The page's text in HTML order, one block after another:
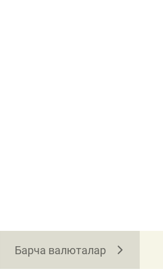
Барча валюталар